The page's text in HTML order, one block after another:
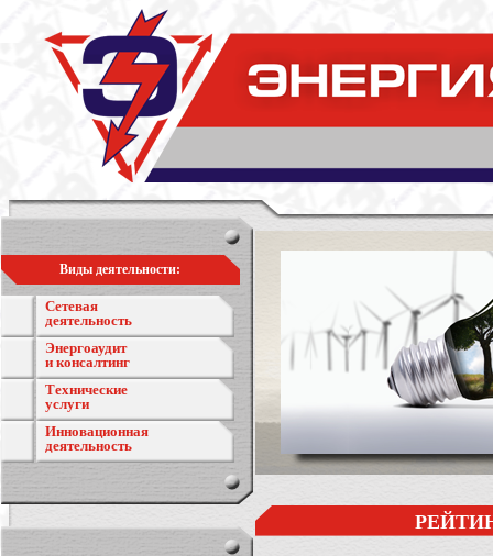
Виды деятельности:
Сетевая
деятельность
Энергоаудит
и консалтинг
Технические
услуги
Инновационная
деятельность